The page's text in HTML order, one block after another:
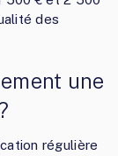
des
une
régulière